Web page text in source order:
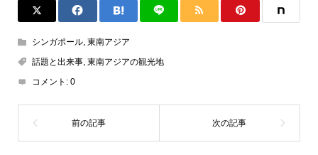
シンガポール, 東南アジア
話題と出来事, 東南アジアの観光地
コメント: 0